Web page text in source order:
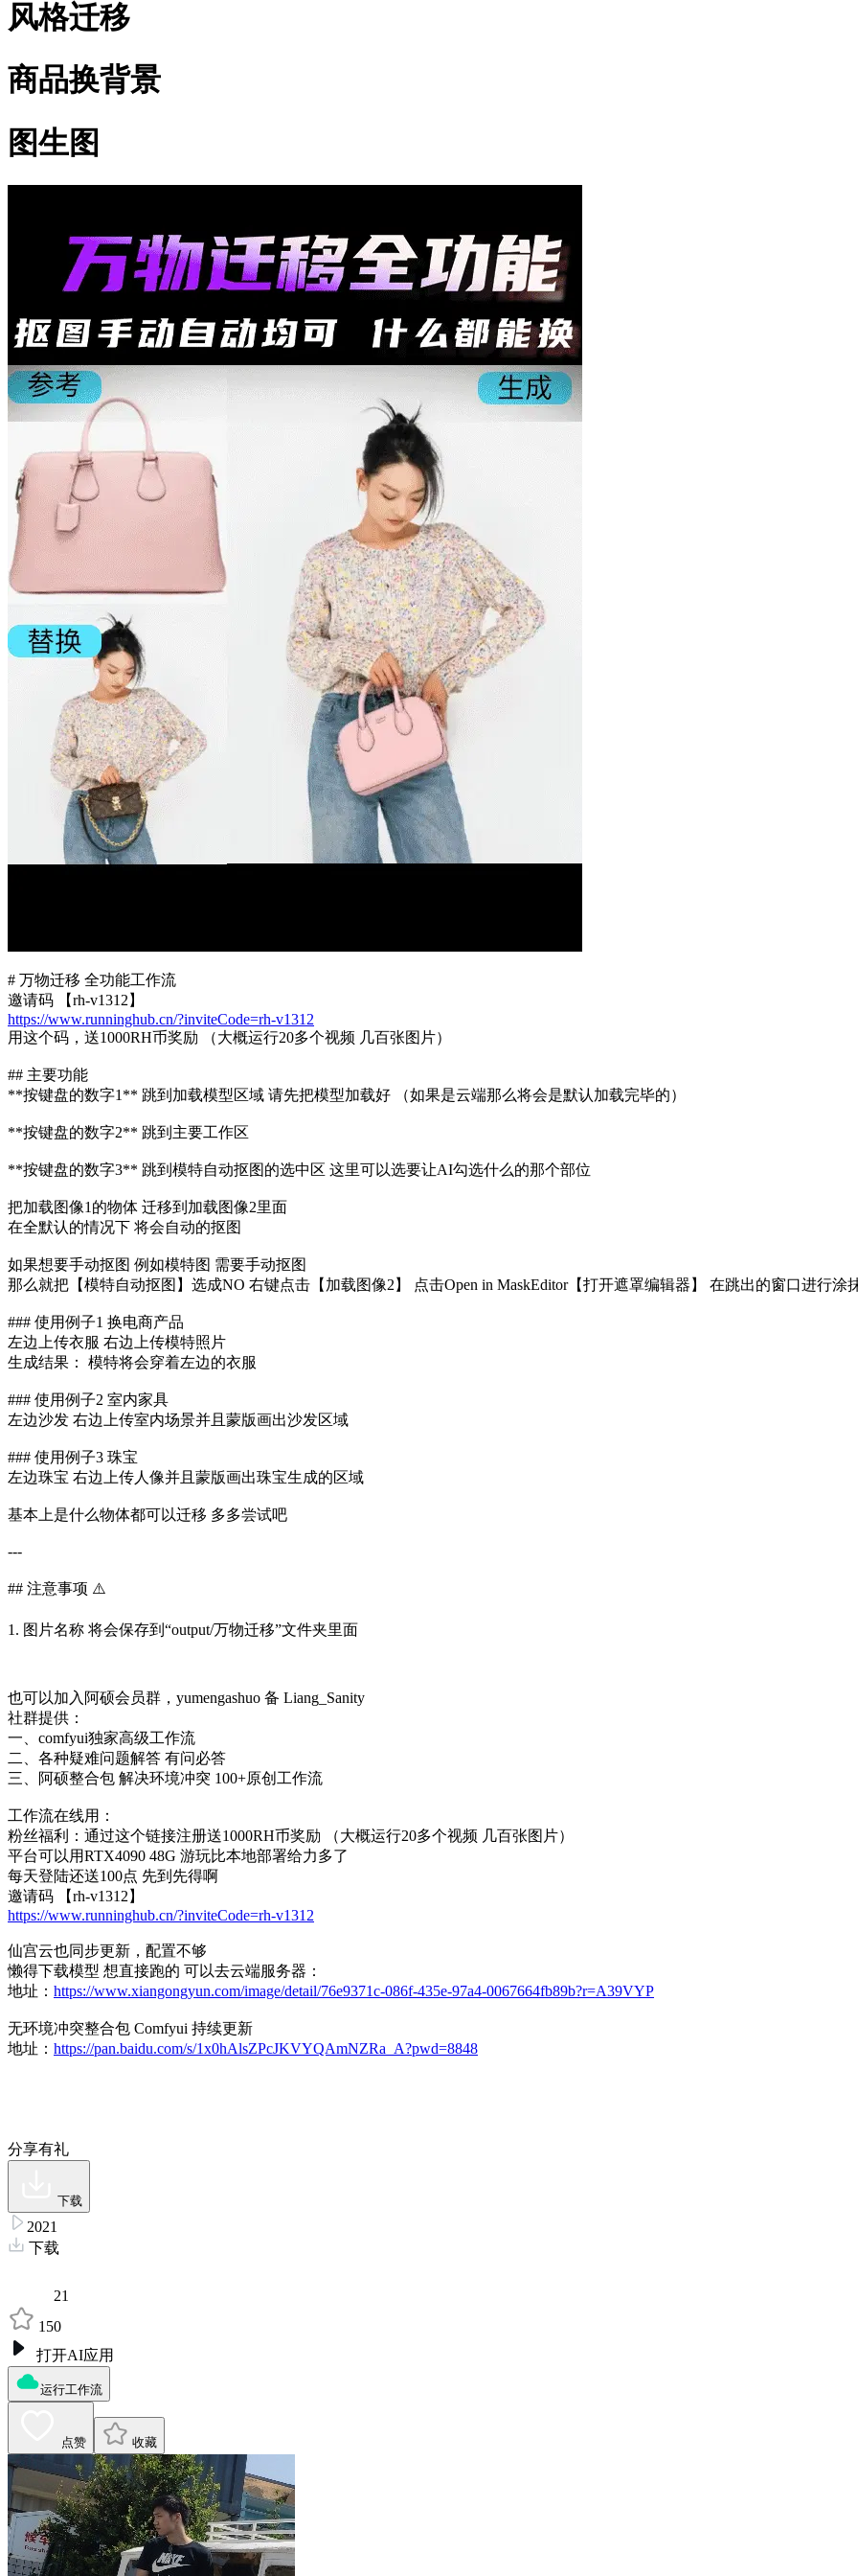
风格迁移
商品换背景
图生图
# 万物迁移 全功能工作流
邀请码 【rh-v1312】
https://www.runninghub.cn/?inviteCode=rh-v1312
用这个码，送1000RH币奖励 （大概运行20多个视频 几百张图片）
## 主要功能
**按键盘的数字1** 跳到加载模型区域 请先把模型加载好 （如果是云端那么将会是默认加载完毕的）
**按键盘的数字2** 跳到主要工作区
**按键盘的数字3** 跳到模特自动抠图的选中区 这里可以选要让AI勾选什么的那个部位
把加载图像1的物体 迁移到加载图像2里面
在全默认的情况下 将会自动的抠图
如果想要手动抠图 例如模特图 需要手动抠图
那么就把【模特自动抠图】选成NO 右键点击【加载图像2】 点击Open in MaskEditor【打开遮罩编辑器】 在跳出的窗口进行涂
### 使用例子1 换电商产品
左边上传衣服 右边上传模特照片
生成结果： 模特将会穿着左边的衣服
### 使用例子2 室内家具
左边沙发 右边上传室内场景并且蒙版画出沙发区域
### 使用例子3 珠宝
左边珠宝 右边上传人像并且蒙版画出珠宝生成的区域
基本上是什么物体都可以迁移 多多尝试吧
---
## 注意事项 ⚠️
1. 图片名称 将会保存到“output/万物迁移”文件夹里面
也可以加入阿硕会员群，yumengashuo 备 Liang_Sanity
社群提供：
一、comfyui独家高级工作流
二、各种疑难问题解答 有问必答
三、阿硕整合包 解决环境冲突 100+原创工作流
工作流在线用：
粉丝福利：通过这个链接注册送1000RH币奖励 （大概运行20多个视频 几百张图片）
平台可以用RTX4090 48G 游玩比本地部署给力多了
每天登陆还送100点 先到先得啊
邀请码 【rh-v1312】
https://www.runninghub.cn/?inviteCode=rh-v1312
仙宫云也同步更新，配置不够
懒得下载模型 想直接跑的 可以去云端服务器：
地址： https://www.xiangongyun.com/image/detail/76e9371c-086f-435e-97a4-0067664fb89b?r=A39VYP
无环境冲突整合包 Comfyui 持续更新
地址： https://pan.baidu.com/s/1x0hAlsZPcJKVYQAmNZRa_A?pwd=8848
分享有礼
下载
2021
下载
21
150
打开AI应用
运行工作流
点赞 收藏